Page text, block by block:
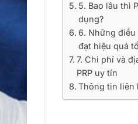
5. Bao lâu thì
dụng?
6. Những
đạt hiệu quả
7. Chi phí và
PRP uy tín
Thông tin liên